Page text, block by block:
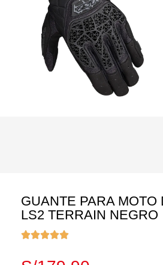
GUANTE PARA MOTO
LS2 TERRAIN NEGRO